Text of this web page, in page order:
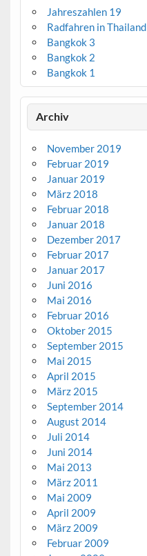
Jahreszahlen 19
Radfahren in Thailand
Bangkok 3
Bangkok 2
Bangkok 1
Archiv
November 2019
Februar 2019
Januar 2019
März 2018
Februar 2018
Januar 2018
Dezember 2017
Februar 2017
Januar 2017
Juni 2016
Mai 2016
Februar 2016
Oktober 2015
September 2015
Mai 2015
April 2015
März 2015
September 2014
August 2014
Juli 2014
Juni 2014
Mai 2013
März 2011
Mai 2009
April 2009
März 2009
Februar 2009